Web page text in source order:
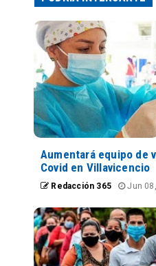
Aumentará equipo de
Covid en Villavicencio
Redacción 365 Jun